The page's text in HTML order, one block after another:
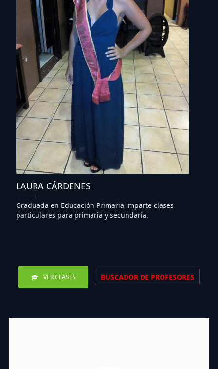
LAURA CÁRDENES
Graduada en Educación Primaria imparte clases
particulares para primaria y secundaria.
VER CLASES BUSCADOR DE PROFESORES